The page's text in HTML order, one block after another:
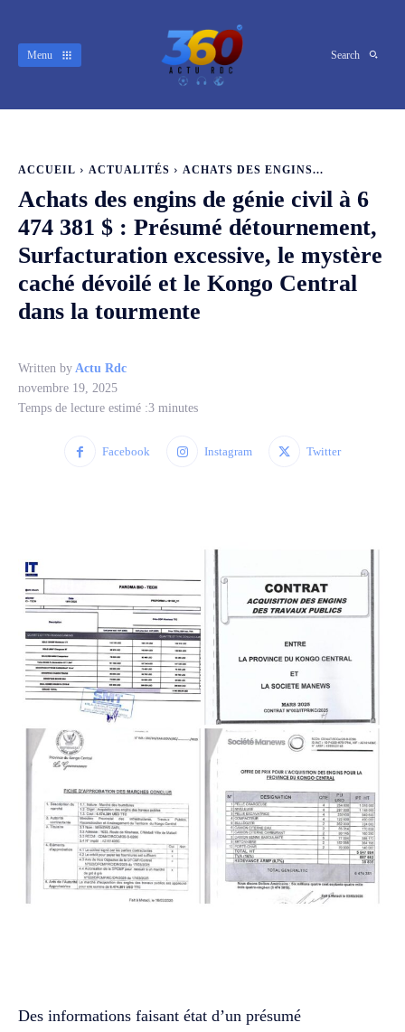
Menu Search
ACCUEIL ACTUALITÉS ACHATS DES ENGINS...
Achats des engins de génie civil à 6
474 381 $ : Présumé détournement,
Surfacturation excessive, le mystère
caché dévoilé et le Kongo Central
dans la tourmente
Written by Actu Rdc
novembre 19, 2025
Temps de lecture estimé :3 minutes
Facebook Instagram Twitter
Des informations faisant état d’un présumé